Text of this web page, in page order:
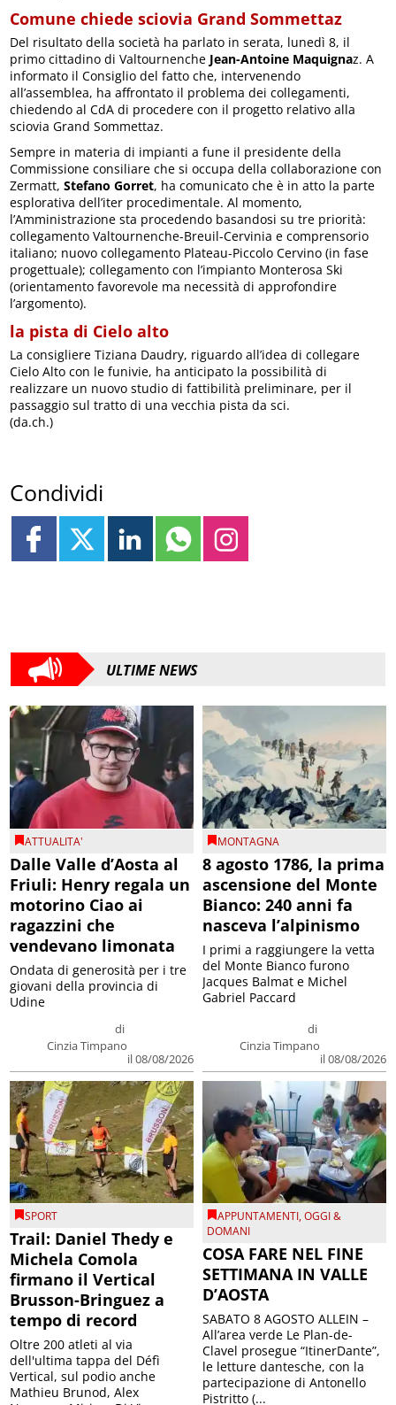
Comune chiede sciovia Grand Sommettaz
Del risultato della società ha parlato in serata, lunedì 8, il
primo cittadino di Valtournenche Jean-Antoine Maquignaz. A
informato il Consiglio del fatto che, intervenendo
all’assemblea, ha affrontato il problema dei collegamenti,
chiedendo al CdA di procedere con il progetto relativo alla
sciovia Grand Sommettaz.
Sempre in materia di impianti a fune il presidente della
Commissione consiliare che si occupa della collaborazione con
Zermatt,Stefano Gorret, ha comunicato che è in atto la parte
esplorativa dell’iter procedimentale. Al momento,
l’Amministrazione sta procedendo basandosi su tre priorità:
collegamento Valtournenche-Breuil-Cervinia e comprensorio
italiano; nuovo collegamento Plateau-Piccolo Cervino (in fase
progettuale); collegamento con l’impianto Monterosa Ski
(orientamento favorevole ma necessità di approfondire
l’argomento).
la pista di Cielo alto
La consigliere Tiziana Daudry, riguardo all’idea di collegare
Cielo Alto con le funivie, ha anticipato la possibilità di
realizzare un nuovo studio di fattibilità preliminare, per il
passaggio sul tratto di una vecchia pista da sci.
(da.ch.)
Condividi
ULTIME NEWS
ATTUALITA'
Dalle Valle d’Aosta al
Friuli: Henry regala un
motorino Ciao ai
ragazzini che
vendevano limonata
di
Cinzia Timpano
il 08/08/2026
Ondata di generosità per i tre
giovani della provincia di
Udine
MONTAGNA
8 agosto 1786, la prima
ascensione del Monte
Bianco: 240 anni fa
nasceva l’alpinismo
di
Cinzia Timpano
il 08/08/2026
I primi a raggiungere la vetta
del Monte Bianco furono
Jacques Balmat e Michel
Gabriel Paccard
SPORT
Trail: Daniel Thedy e
Michela Comola
firmano il Vertical
Brusson-Bringuez a
tempo di record
Oltre 200 atleti al via
dell'ultima tappa del Défì
Vertical, sul podio anche
Mathieu Brunod, Alex
APPUNTAMENTI,OGGI &
DOMANI
COSA FARE NEL FINE
SETTIMANA IN VALLE
D’AOSTA
SABATO 8 AGOSTO ALLEIN –
All’area verde Le Plan-de-
Clavel prosegue “ItinerDante”,
le letture dantesche, con la
partecipazione di Antonello
Pistritto (...